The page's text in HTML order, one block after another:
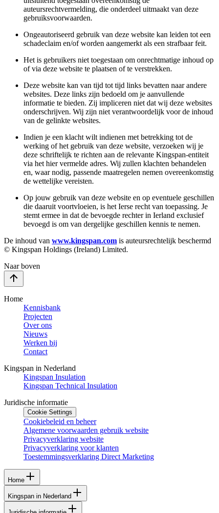
auteursrechtvermelding, die onderdeel uitmaakt van deze
gebruiksvoorwaarden.
Ongeautoriseerd gebruik van deze website kan leiden tot een
schadeclaim en/of worden aangemerkt als een strafbaar feit.
Het is gebruikers niet toegestaan om onrechtmatige inhoud op
of via deze website te plaatsen of te verstrekken.
Deze website kan van tijd tot tijd links bevatten naar andere
websites. Deze links zijn bedoeld om je aanvullende
informatie te bieden. Zij impliceren niet dat wij deze websites
onderschrijven. Wij zijn niet verantwoordelijk voor de inhoud
van de gelinkte websites.
Indien je een klacht wilt indienen met betrekking tot de
werking of het gebruik van deze website, verzoeken wij je
deze schriftelijk te richten aan de relevante Kingspan‑entiteit
via het hier vermelde adres. Wij zullen klachten behandelen
en, waar nodig, passende maatregelen nemen overeenkomstig
de wettelijke vereisten.
Op jouw gebruik van deze website en op eventuele geschillen
die daaruit voortvloeien, is het Ierse recht van toepassing. Je
stemt ermee in dat de bevoegde rechter in Ierland exclusief
bevoegd is om van dergelijke geschillen kennis te nemen.
De inhoud van www.kingspan.com is auteursrechtelijk beschermd
© Kingspan Holdings (Ireland) Limited.
Naar boven
Home
Kennisbank
Projecten
Over ons
Nieuws
Werken bij
Contact
Kingspan in Nederland
Kingspan Insulation
Kingspan Technical Insulation
Juridische informatie
Cookie Settings
Cookiebeleid en beheer
Algemene voorwaarden gebruik website
Privacyverklaring website
Privacyverklaring voor klanten
Toestemmingsverklaring Direct Marketing
Home
Kingspan in Nederland